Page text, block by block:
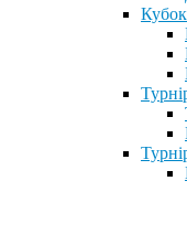
Кубок